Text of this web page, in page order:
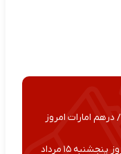
قیمت درهم امروز جمعه ۱۶ مرداد ۱۴۰۵/ درهم امارات امروز
قیمت جدید دلار، یورو و سایر ارزها امروز پنجشنبه ۱۵ مرداد